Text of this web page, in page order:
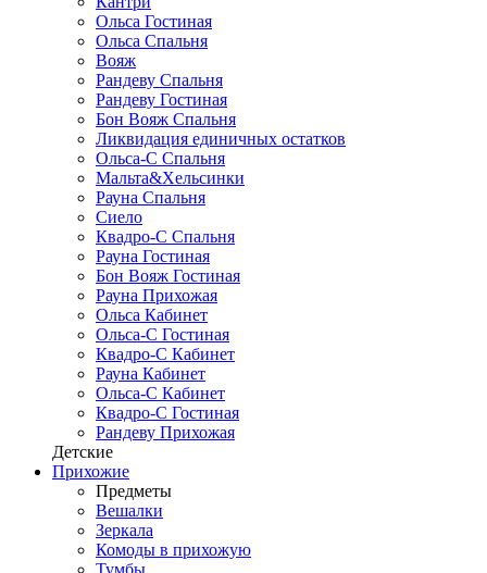
Ольса Гостиная
Ольса Спальня
Вояж
Рандеву Спальня
Рандеву Гостиная
Бон Вояж Спальня
Ликвидация единичных остатков
Ольса-С Спальня
Мальта&Хельсинки
Рауна Спальня
Сиело
Квадро-С Спальня
Рауна Гостиная
Бон Вояж Гостиная
Рауна Прихожая
Ольса Кабинет
Ольса-С Гостиная
Квадро-С Кабинет
Рауна Кабинет
Ольса-С Кабинет
Квадро-С Гостиная
Рандеву Прихожая
Детские
Прихожие
Предметы
Вешалки
Зеркала
Комоды в прихожую
Тумбы